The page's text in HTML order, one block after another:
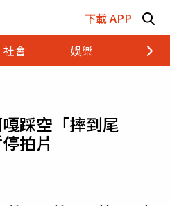
下載 APP
社會 娛樂 財經
踩空「摔到尾
拍片